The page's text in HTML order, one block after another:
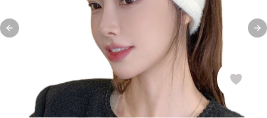
Previous slide